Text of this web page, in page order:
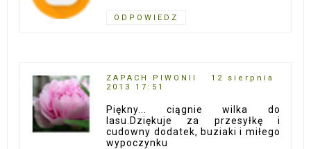
ODPOWIEDZ
ZAPACH PIWONII
12 sierpnia
2013 17:51
Piękny... ciągnie wilka do
lasu.Dziękuje za przesyłkę i
cudowny dodatek, buziaki i miłego
wypoczynku